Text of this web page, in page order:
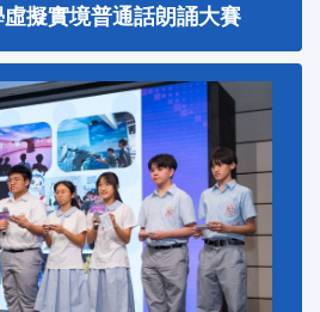
擬實境普通話朗誦大賽